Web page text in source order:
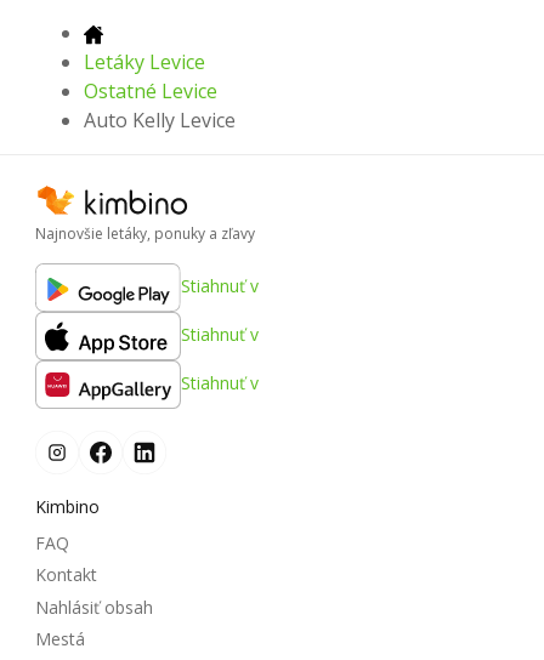
Letáky Levice
Ostatné Levice
Auto Kelly Levice
Najnovšie letáky, ponuky a zľavy
Stiahnuť v
Stiahnuť v
Stiahnuť v
Kimbino
FAQ
Kontakt
Nahlásiť obsah
Mestá